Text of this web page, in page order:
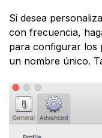
Si desea
con frecuencia,
para configurar los
un nombre único.